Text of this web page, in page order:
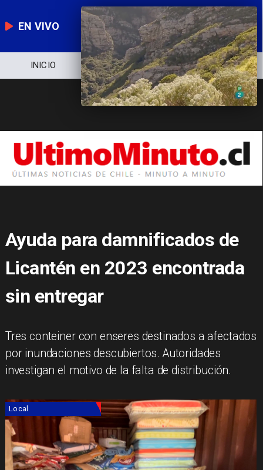
EN VIVO
NOTICIERO POLÍTICA ECONOMÍA
Ayuda para damnificados de
Licantén en 2023 encontrada
sin entregar
Tres conteiner con enseres destinados a afectados
por inundaciones descubiertos. Autoridades
investigan el motivo de la falta de distribución.
Local